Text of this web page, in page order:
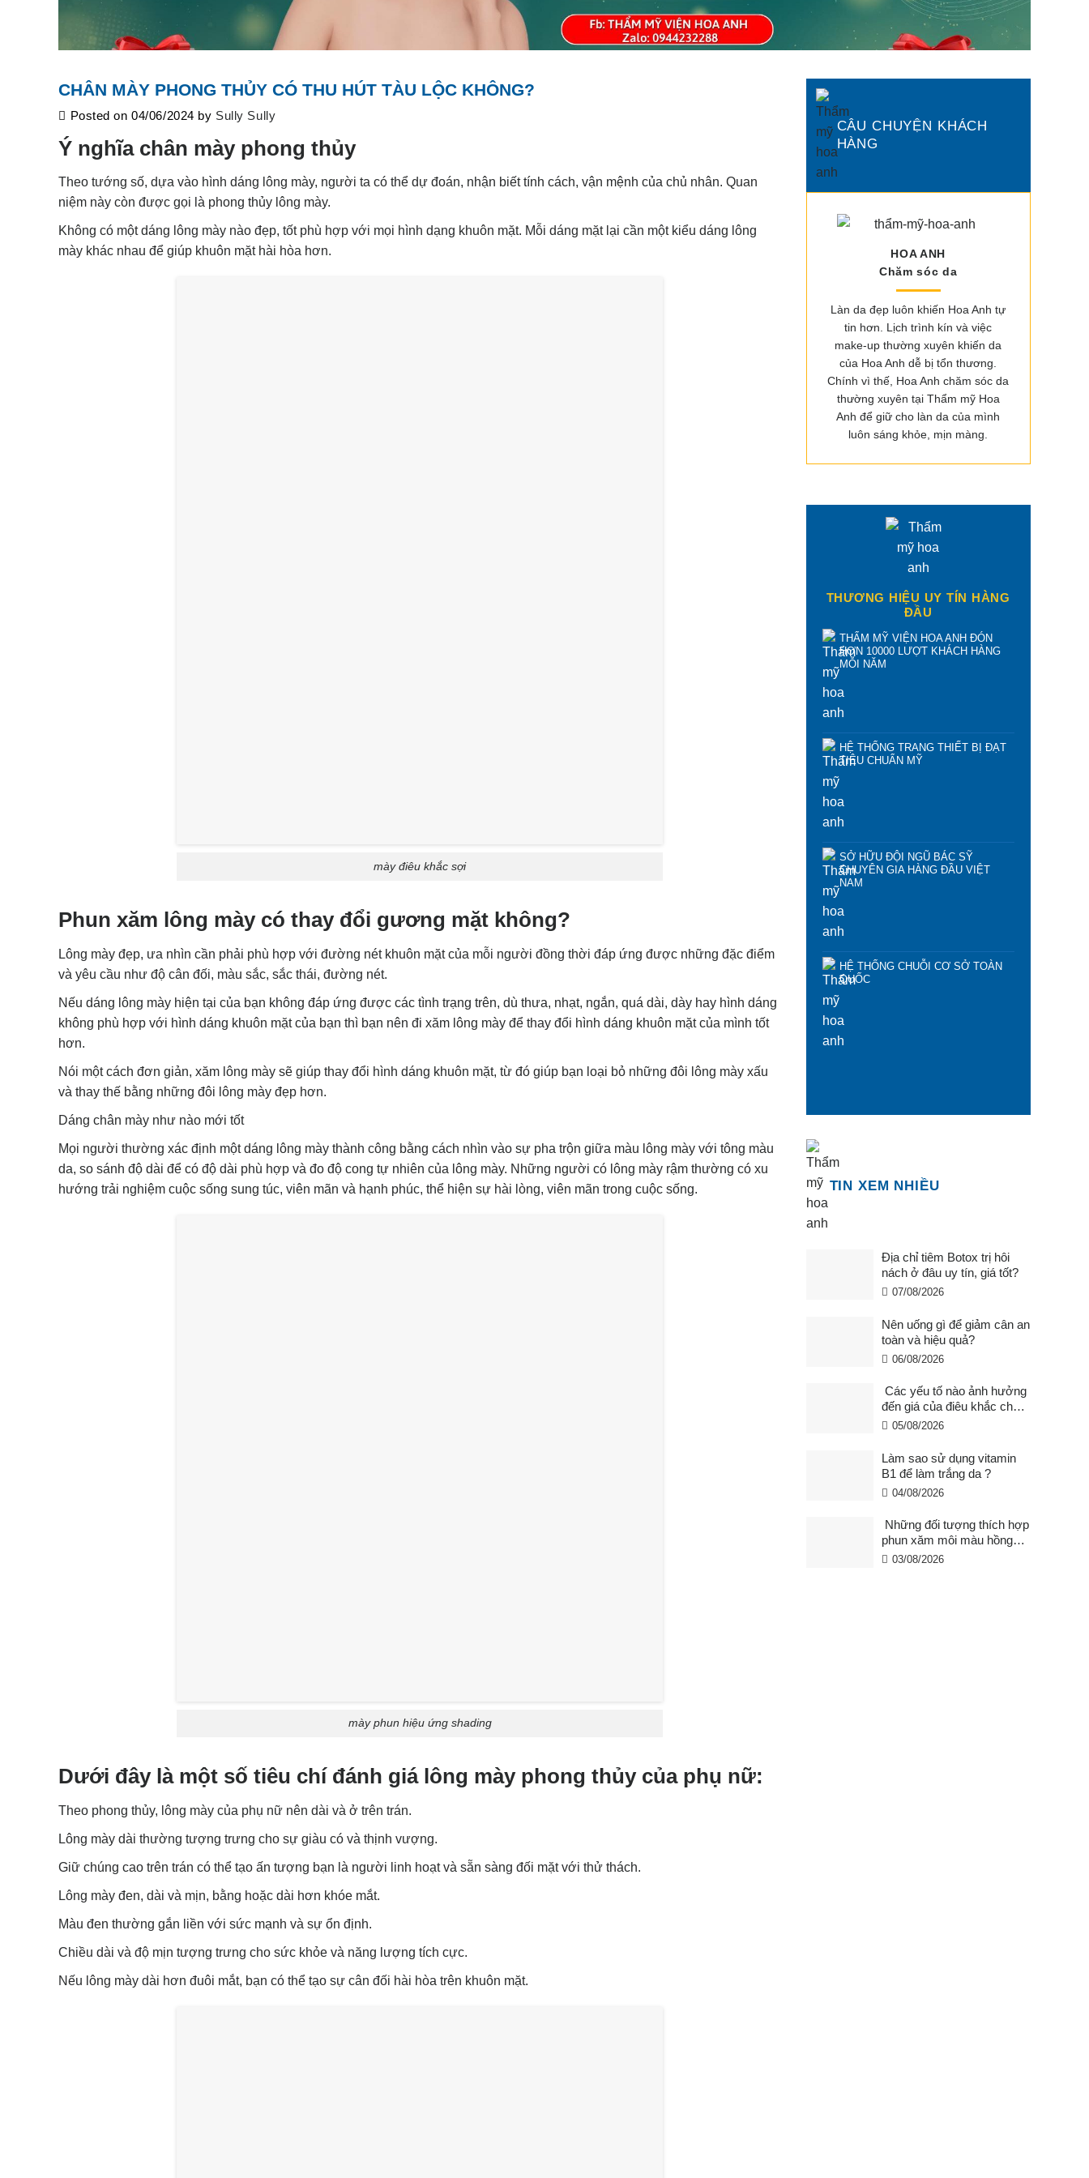
CHÂN MÀY PHONG THỦY CÓ THU HÚT TÀU LỘC KHÔNG?
Posted on04/06/2024 by Sully Sully
Ý nghĩa chân mày phong thủy
Theo tướng số, dựa vào hình dáng lông mày, người ta có thể dự đoán, nhận biết tính cách, vận mệnh của chủ nhân. Quan
niệm này còn được gọi là phong thủy lông mày.
Không có một dáng lông mày nào đẹp, tốt phù hợp với mọi hình dạng khuôn mặt. Mỗi dáng mặt lại cần một kiểu dáng lông
mày khác nhau để giúp khuôn mặt hài hòa hơn.
mày điêu khắc sợi
Phun xăm lông mày có thay đổi gương mặt không?
Lông mày đẹp, ưa nhìn cần phải phù hợp với đường nét khuôn mặt của mỗi người đồng thời đáp ứng được những đặc điểm
và yêu cầu như độ cân đối, màu sắc, sắc thái, đường nét.
Nếu dáng lông mày hiện tại của bạn không đáp ứng được các tình trạng trên, dù thưa, nhạt, ngắn, quá dài, dày hay hình dáng
không phù hợp với hình dáng khuôn mặt của bạn thì bạn nên đi xăm lông mày để thay đổi hình dáng khuôn mặt của mình tốt
hơn.
Nói một cách đơn giản, xăm lông mày sẽ giúp thay đổi hình dáng khuôn mặt, từ đó giúp bạn loại bỏ những đôi lông mày xấu
và thay thế bằng những đôi lông mày đẹp hơn.
Dáng chân mày như nào mới tốt
Mọi người thường xác định một dáng lông mày thành công bằng cách nhìn vào sự pha trộn giữa màu lông mày với tông màu
da, so sánh độ dài để có độ dài phù hợp và đo độ cong tự nhiên của lông mày. Những người có lông mày rậm thường có xu
hướng trải nghiệm cuộc sống sung túc, viên mãn và hạnh phúc, thể hiện sự hài lòng, viên mãn trong cuộc sống.
mày phun hiệu ứng shading
Dưới đây là một số tiêu chí đánh giá lông mày phong thủy của phụ nữ:
Theo phong thủy, lông mày của phụ nữ nên dài và ở trên trán.
Lông mày dài thường tượng trưng cho sự giàu có và thịnh vượng.
Giữ chúng cao trên trán có thể tạo ấn tượng bạn là người linh hoạt và sẵn sàng đối mặt với thử thách.
Lông mày đen, dài và mịn, bằng hoặc dài hơn khóe mắt.
Màu đen thường gắn liền với sức mạnh và sự ổn định.
Chiều dài và độ mịn tượng trưng cho sức khỏe và năng lượng tích cực.
Nếu lông mày dài hơn đuôi mắt, bạn có thể tạo sự cân đối hài hòa trên khuôn mặt.
CÂU CHUYỆN KHÁCH
HÀNG
HOA ANH
Chăm sóc da
Làn da đẹp luôn khiến Hoa Anh tự
tin hơn. Lịch trình kín và việc
make-up thường xuyên khiến da
của Hoa Anh dễ bị tổn thương.
Chính vì thế, Hoa Anh chăm sóc da
thường xuyên tại Thẩm mỹ Hoa
Anh để giữ cho làn da của mình
luôn sáng khỏe, mịn màng.
THƯƠNG HIỆU UY TÍN HÀNG
ĐẦU
THẨM MỸ VIỆN HOA ANH ĐÓN
HƠN 10000 LƯỢT KHÁCH HÀNG
MỖI NĂM
HỆ THỐNG TRANG THIẾT BỊ ĐẠT
TIÊU CHUẨN MỸ
SỞ HỮU ĐỘI NGŨ BÁC SỸ
CHUYÊN GIA HÀNG ĐẦU VIỆT
NAM
HỆ THỐNG CHUỖI CƠ SỞ TOÀN
QUỐC
TIN XEM NHIỀU
Địa chỉ tiêm Botox trị hôi
nách ở đâu uy tín, giá tốt?
07/08/2026
Nên uống gì để giảm cân an
toàn và hiệu quả?
06/08/2026
Các yếu tố nào ảnh hưởng
đến giá của điêu khắc chân
mày ?
05/08/2026
Làm sao sử dụng vitamin
B1 để làm trắng da ?
04/08/2026
Những đối tượng thích hợp
phun xăm môi màu hồng
cam san hô?
03/08/2026